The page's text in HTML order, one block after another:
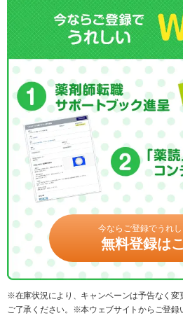
今ならご登録でうれし
無料登録は
※在庫状況により、キャンペーンは予告なく変
ご了承ください。※本ウェブサイトからご登録